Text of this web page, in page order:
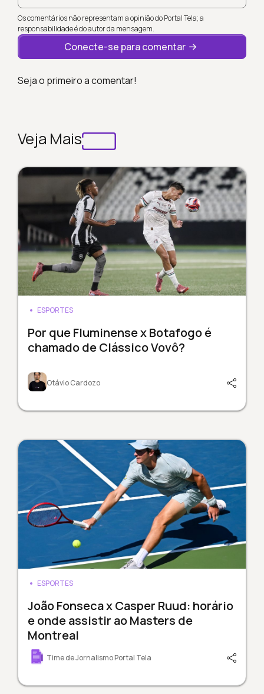
Os comentários não representam a opinião do Portal Tela; a
responsabilidade é do autor da mensagem.
Conecte-se para comentar
Seja o primeiro a comentar!
Veja Mais
ESPORTES
Por que Fluminense x Botafogo é
chamado de Clássico Vovô?
Otávio Cardozo
ESPORTES
João Fonseca x Casper Ruud: horário
e onde assistir ao Masters de
Montreal
Time de Jornalismo Portal Tela